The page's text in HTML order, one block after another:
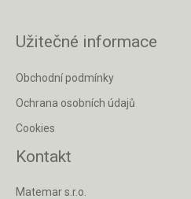
Užitečné informace
Obchodní podmínky
Ochrana osobních údajů
Cookies
Kontakt
Matemar s.r.o.